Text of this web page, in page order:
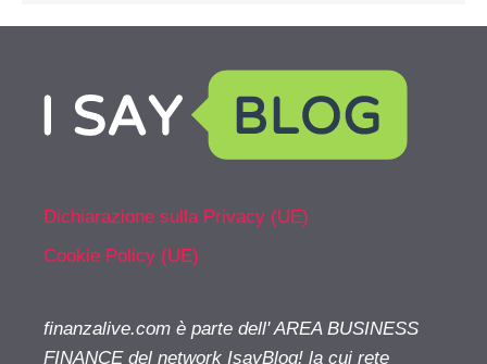
Dichiarazione sulla Privacy (UE)
Cookie Policy (UE)
finanzalive.com è parte dell' AREA BUSINESS
FINANCE del network IsayBlog! la cui rete